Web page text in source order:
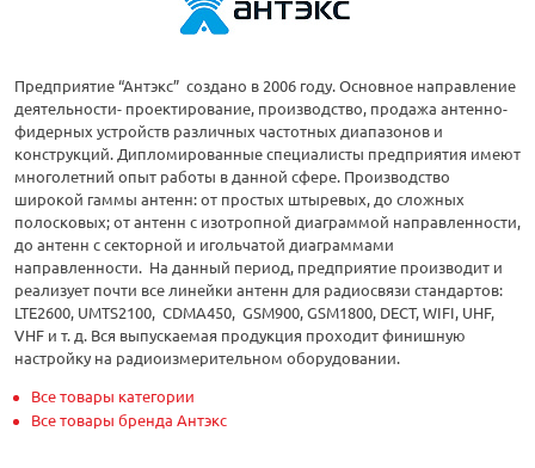
Предприятие “Антэкс” создано в 2006 году. Основное направление
деятельности- проектирование, производство, продажа антенно-
фидерных устройств различных частотных диапазонов и
конструкций. Дипломированные специалисты предприятия имеют
многолетний опыт работы в данной сфере. Производство
широкой гаммы антенн: от простых штыревых, до сложных
полосковых; от антенн с изотропной диаграммой направленности,
до антенн с секторной и игольчатой диаграммами
направленности. На данный период, предприятие производит и
реализует почти все линейки антенн для радиосвязи стандартов:
LTE2600, UMTS2100, CDMA450, GSM900, GSM1800, DECT, WIFI, UHF,
VHF и т. д. Вся выпускаемая продукция проходит финишную
настройку на радиоизмерительном оборудовании.
Все товары категории
Все товары бренда Антэкс